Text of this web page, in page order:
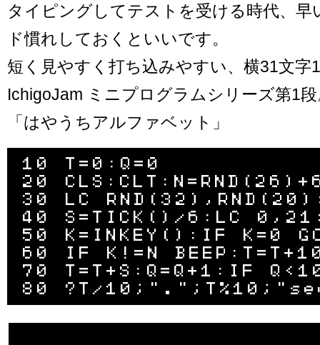
タイピングしてテストを受ける時代、早
ド慣れしておくといいです。
短く見やすく打ち込みやすい、横31文字
IchigoJam ミニプログラムシリーズ第1
「はやうちアルファベット」
10 T=0:Q=0
20
30 LC
40 S=TICK()/6:LC
50 K=INKEY():IF K=0
60 IF K!=N
70 T=T+S:Q=Q+1:IF